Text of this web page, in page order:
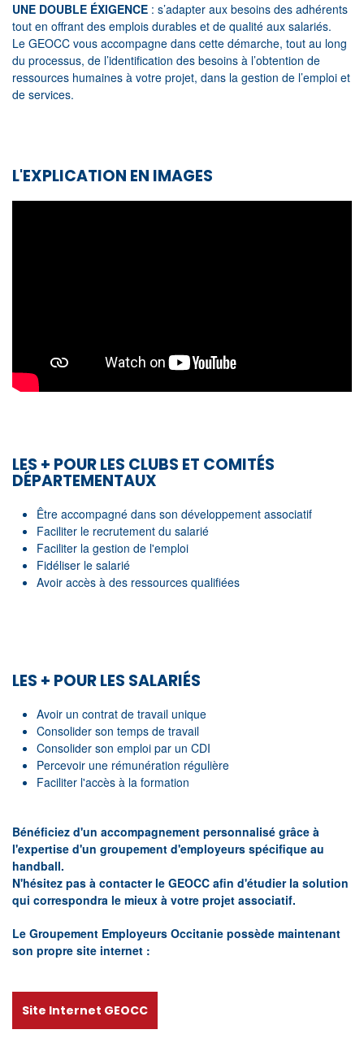
UNE DOUBLE ÉXIGENCE : s’adapter aux besoins des adhérents
tout en offrant des emplois durables et de qualité aux salariés.
Le GEOCC vous accompagne dans cette démarche, tout au long
du processus, de l’identification des besoins à l’obtention de
ressources humaines à votre projet, dans la gestion de l’emploi et
de services.
L'EXPLICATION EN IMAGES
LES + POUR LES CLUBS ET COMITÉS
DÉPARTEMENTAUX
Être accompagné dans son développement associatif
Faciliter le recrutement du salarié
Faciliter la gestion de l'emploi
Fidéliser le salarié
Avoir accès à des ressources qualifiées
LES + POUR LES SALARIÉS
Avoir un contrat de travail unique
Consolider son temps de travail
Consolider son emploi par un CDI
Percevoir une rémunération régulière
Faciliter l'accès à la formation
Bénéficiez d'un accompagnement personnalisé grâce à
l'expertise d'un groupement d'employeurs spécifique au
handball.
N'hésitez pas à contacter le GEOCC afin d'étudier la solution
qui correspondra le mieux à votre projet associatif.
Le Groupement Employeurs Occitanie possède maintenant
son propre site internet :
Site Internet GEOCC